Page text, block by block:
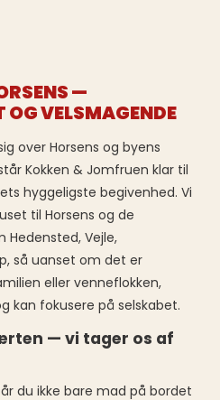
—
VELSMAGENDE
over Horsens og byens
Kokken & Jomfruen klar til
hyggeligste begivenhed. Vi
til Horsens og de
Hedensted, Vejle,
så uanset om det er
eller venneflokken,
kan fokusere på selskabet.
— vi tager os af
du ikke bare mad på bordet